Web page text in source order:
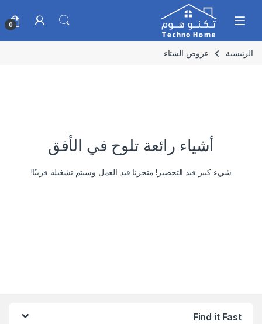
Skip to navigation
Skip to content
0
الرئيسية عروض الشتاء
أشياء رائعة تلوح في الأفق
شيء كبير قيد التحضير! متجرنا قيد العمل وسيتم تشغيله قريبًا!
Find it Fast